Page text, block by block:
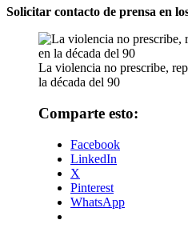
Solicitar contacto de prensa en
La violencia no prescribe,
la década del 90
Comparte esto:
Facebook
LinkedIn
X
Pinterest
WhatsApp